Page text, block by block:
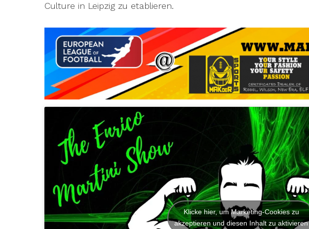
Culture in Leipzig zu etablieren.
Klicke hier, um Marketing-Cookies zu
akzeptieren und diesen Inhalt zu aktivieren